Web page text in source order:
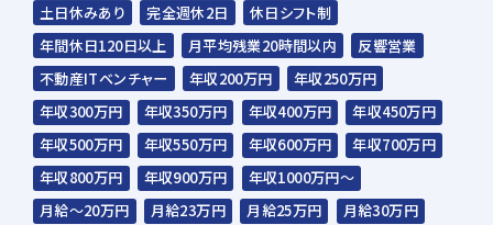
土日休みあり
完全週休2日
休日シフト制
年間休日120日以上
月平均残業20時間以内
反響営業
不動産ITベンチャー
年収200万円
年収250万円
年収300万円
年収350万円 年収400万円
年収450万円
年収500万円
年収550万円 年収600万円
年収700万円
年収800万円
年収900万円
年収1000万円～
月給～20万円
月給23万円 月給25万円
月給30万円